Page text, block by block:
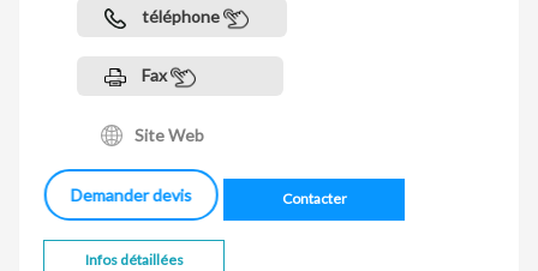
téléphone
Fax
Site Web
Demander devis Contacter
Infos détaillées